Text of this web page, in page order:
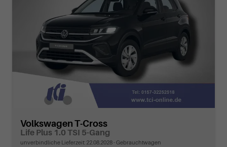
Volkswagen T-Cross
Life Plus 1.0 TSI 5-Gang
unverbindliche Lieferzeit: 22.08.2028 Gebrauchtwagen